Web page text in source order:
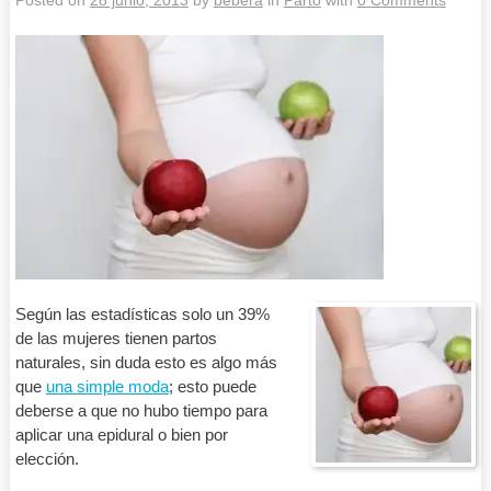
Según las estadísticas solo un 39%
de las mujeres tienen partos
naturales, sin duda esto es algo más
que una simple moda; esto puede
deberse a que no hubo tiempo para
aplicar una epidural o bien por
elección.